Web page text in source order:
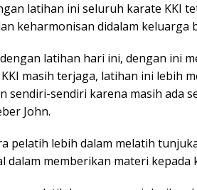
latihan ini seluruh karate KKI
keharmonisan didalam keluarga
latihan hari ini, dengan ini
masih terjaga, latihan ini lebih
sendiri-sendiri karena masih ada
John.
pelatih lebih dalam melatih
dalam memberikan materi kepada